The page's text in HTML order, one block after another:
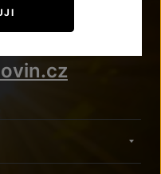
620